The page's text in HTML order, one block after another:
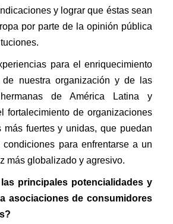
y lograr que éstas sean
por parte de la opinión pública
para el enriquecimiento
de nuestra organización y de las
hermanas de América Latina y
fortalecimiento de organizaciones
más fuertes y unidas, que puedan
para enfrentarse a un
más globalizado y agresivo.
principales potencialidades y
asociaciones de consumidores